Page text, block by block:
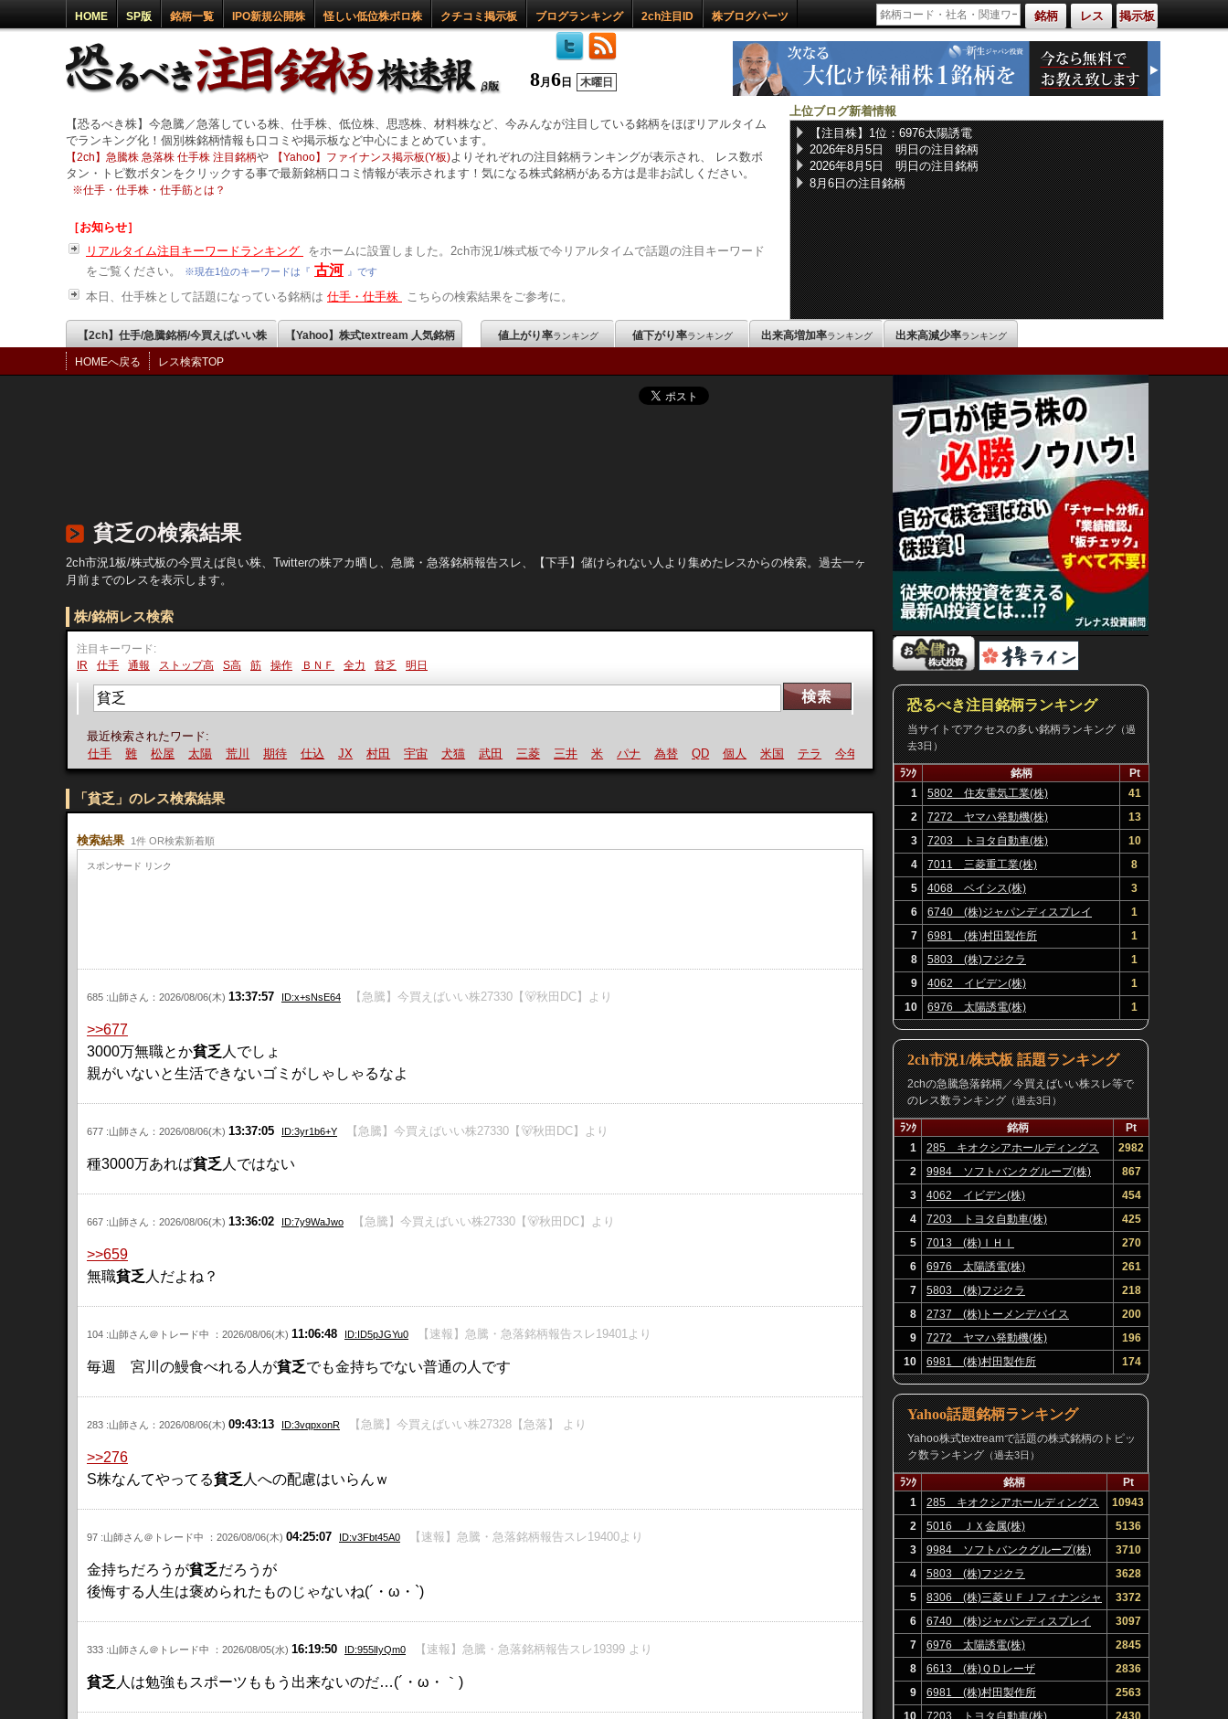
HOME SP版 銘柄一覧 IPO新規公開株 怪しい低位株ボロ株 クチコミ掲示板 ブログランキング 2ch注目ID 株ブログパーツ 銘柄 レス 掲示板
8月 6 日 木曜日
【恐るべき株】今急騰／急落している株、仕手株、低位株、思惑株、材料株など、今みんなが注目している銘柄をほぼリアルタイム
でランキング化！個別株銘柄情報も口コミや掲示板など中心にまとめています。
【2ch】急騰株 急落株 仕手株 注目銘柄や 【Yahoo】ファイナンス掲示板(Y板)よりそれぞれの注目銘柄ランキングが表示され、 レス数ボ
タン・トピ数ボタンをクリックする事で最新銘柄口コミ情報が表示されます！気になる株式銘柄がある方は是非お試しください。
※仕手・仕手株・仕手筋とは？
［お知らせ］
リアルタイム注目キーワードランキング
をホームに設置しました。2ch市況1/株式板で今リアルタイムで話題の注目キーワード
をご覧ください。
※現在1位のキーワードは『 古河 』です
本日、仕手株として話題になっている銘柄は 仕手・仕手株 こちらの検索結果をご参考に。
上位ブログ新着情報
【注目株】1位：6976太陽誘電
2026年8月5日 明日の注目銘柄
2026年8月5日 明日の注目銘柄
8月6日の注目銘柄
【2ch】仕手/急騰銘柄/今買えばいい株 【Yahoo】株式textream 人気銘柄 値上がり率ランキング 値下がり率ランキング 出来高増加率ランキング 出来高減少率ランキング
HOMEへ戻る レス検索TOP
貧乏の検索結果
2ch市況1板/株式板の今買えば良い株、Twitterの株アカ晒し、急騰・急落銘柄報告スレ、【下手】儲けられない人より集めたレスからの検索。過去一ヶ
月前までのレスを表示します。
株/銘柄レス検索
注目キーワード:
IR
仕手 通報 ストップ高 S高 筋 操作 ＢＮＦ 全力 貧乏 明日
最近検索されたワード:
仕手
難 松屋 太陽 荒川 期待 仕込 JX 村田 宇宙 犬猫 武田 三菱 三井 米 パナ 為替 QD 個人 米国 テラ 今年
「貧乏」のレス検索結果
検索結果 1件 OR検索新着順
スポンサード リンク
685 :山師さん：2026/08/06(木) 13:37:57 ID:x+sNsE64 【急騰】今買えばいい株27330【🐻秋田DC】より
>>677
3000万無職とか貧乏 人でしょ
親がいないと生活できないゴミがしゃしゃるなよ
677 :山師さん：2026/08/06(木) 13:37:05 ID:3yr1b6+Y 【急騰】今買えばいい株27330【🐻秋田DC】より
種3000万あれば貧乏 人ではない
667 :山師さん：2026/08/06(木) 13:36:02 ID:7y9WaJwo 【急騰】今買えばいい株27330【🐻秋田DC】より
>>659
無職貧乏 人だよね？
104 :山師さん＠トレード中 ：2026/08/06(木) 11:06:48 ID:ID5pJGYu0 【速報】急騰・急落銘柄報告スレ19401より
毎週 宮川の鰻食べれる人が貧乏でも金持ちでない普通の人です
283 :山師さん：2026/08/06(木) 09:43:13 ID:3vqpxonR 【急騰】今買えばいい株27328【急落】 より
>>276
S株なんてやってる貧乏 人への配慮はいらんｗ
97 :山師さん＠トレード中 ：2026/08/06(木) 04:25:07 ID:v3Fbt45A0 【速報】急騰・急落銘柄報告スレ19400より
金持ちだろうが貧乏だろうが
後悔する人生は褒められたものじゃないね(´・ω・`)
333 :山師さん＠トレード中 ：2026/08/05(水) 16:19:50 ID:955lIyQm0 【速報】急騰・急落銘柄報告スレ19399 より
貧乏 人は勉強もスポーツももう出来ないのだ…(´・ω・｀)
恐るべき注目銘柄ランキング
当サイトでアクセスの多い銘柄ランキング（過
去3日）
ﾗﾝｸ 銘柄
Pt
1
5802 住友電気工業(株)
41
2
7272 ヤマハ発動機(株)
13
3
7203 トヨタ自動車(株)
10
4
7011 三菱重工業(株)
8
5
4068 ベイシス(株)
3
6
6740 (株)ジャパンディスプレイ
1
7
6981 (株)村田製作所
1
8
5803 (株)フジクラ
1
9
4062 イビデン(株)
1
10
6976 太陽誘電(株) 1
2ch市況1/株式板 話題ランキング
2chの急騰急落銘柄／今買えばいい株スレ等で
のレス数ランキング（過去3日）
ﾗﾝｸ 銘柄
Pt
1
285 キオクシアホールディングス
(株)
2982
2
9984 ソフトバンクグループ(株)
867
3
4062 イビデン(株)
454
4
7203 トヨタ自動車(株)
425
5
7013 (株)ＩＨＩ
270
6
6976 太陽誘電(株)
261
7
5803 (株)フジクラ
218
8
2737 (株)トーメンデバイス
200
9
7272 ヤマハ発動機(株)
196
10
6981 (株)村田製作所 174
Yahoo話題銘柄ランキング
Yahoo株式textreamで話題の株式銘柄のトピッ
ク数ランキング（過去3日）
ﾗﾝｸ 銘柄
Pt
1
285 キオクシアホールディングス
(株)
10943
2
5016 ＪＸ金属(株)
5136
3
9984 ソフトバンクグループ(株)
3710
4
5803 (株)フジクラ
3628
5
8306 (株)三菱ＵＦＪフィナンシャ
ル・グループ
3372
6
6740 (株)ジャパンディスプレイ
3097
7
6976 太陽誘電(株)
2845
8
6613 (株)ＱＤレーザ
2836
9
6981 (株)村田製作所
2563
10
7203 トヨタ自動車(株) 2430